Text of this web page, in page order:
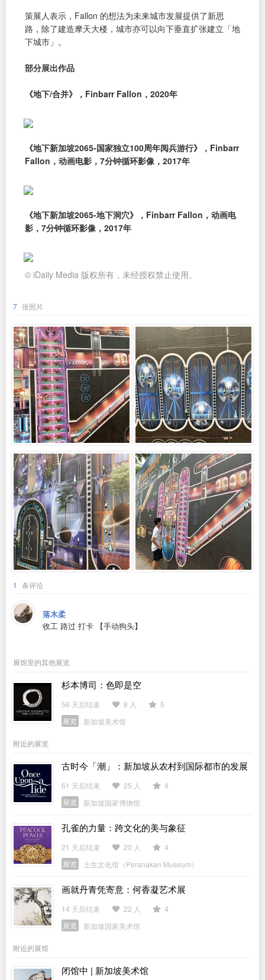
策展人表示，Fallon 的想法为未来城市发展提供了新思
路，除了建造摩天大楼，城市亦可以向下垂直扩张建立「地
下城市」。
部分展出作品
《地下/合并》，Finbarr Fallon，2020年
《地下新加坡2065-国家独立100周年阅兵游行》，Finbarr
Fallon，动画电影，7分钟循环影像，2017年
《地下新加坡2065-地下洞穴》，Finbarr Fallon，动画电
影，7分钟循环影像，2017年
© iDaily Media 版权所有，未经授权禁止使用。
7 张照片
1 条评论
落木柔
收工 路过 打卡 【手动狗头】
展馆里的其他展览
杉本博司：色即是空
56 天后结束 8 人
5
展览
新加坡美术馆
附近的展览
古时今「潮」：新加坡从农村到国际都市的发展
历程
61 天后结束 25 人
4
展览
新加坡国家博物馆
孔雀的力量：跨文化的美与象征
21 天后结束 20 人
4
展览
土生文化馆（Peranakan Museum）
画就丹青凭寄意：何香凝艺术展
14 天后结束 22 人
4
展览
新加坡国家美术馆
附近的展馆
闭馆中 | 新加坡美术馆